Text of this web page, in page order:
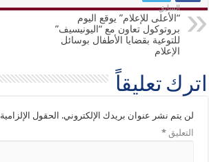
السابق
“الأعلى للإعلام” يوقع اليوم
بروتوكول تعاون مع “اليونيسيف”
للتوعية بقضايا الأطفال بوسائل
الإعلام
اترك تعليقاً
لن يتم نشر عنوان بريدك الإلكتروني. الحقول
التعليق*